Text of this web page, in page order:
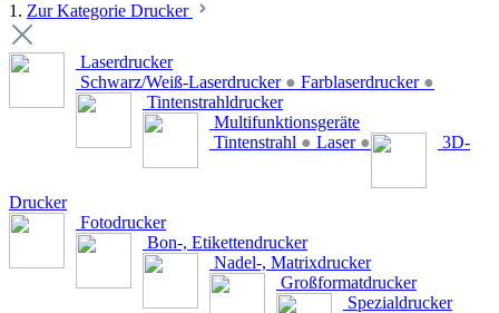
1. Zur Kategorie Drucker
Laserdrucker
Schwarz/Weiß-Laserdrucker ● Farblaserdrucker ●
Tintenstrahldrucker
Multifunktionsgeräte
Tintenstrahl ● Laser ● 3D-
Drucker
Fotodrucker
Bon-, Etikettendrucker
Nadel-, Matrixdrucker
Großformatdrucker
Spezialdrucker